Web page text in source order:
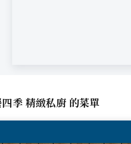
季 精緻私廚的菜單